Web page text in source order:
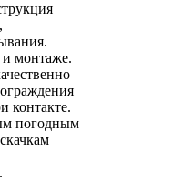
и монтаже.
контакте.
погодным